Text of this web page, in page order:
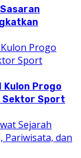
Kulon Progo
Sektor Sport